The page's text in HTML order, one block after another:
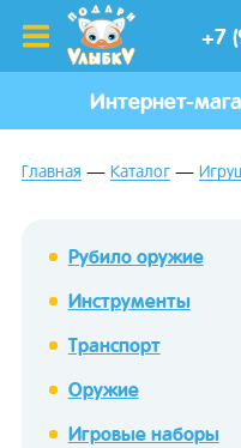
+7
Интернет-
Главная Каталог
Рубило оружие
Инструменты
Транспорт
Оружие
Игровые наборы